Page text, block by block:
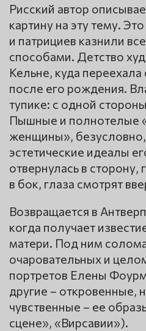
Рисский автор
картину на эту тему.
и патрициев казнили
способами. Детство
Кельне, куда
после его рождения.
тупике: с одной
Пышные и полнотелые
женщины»,
эстетические идеалы
отвернулась в сторону,
в бок, глаза смотрят
Возвращается в
когда получает
матери. Под ним
очаровательных и
портретов Елены
другие – откровенные,
чувственные – ее
сцене», «Вирсавии»).